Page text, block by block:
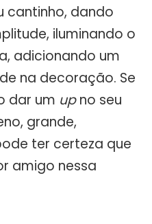
cantinho, dando
iluminando o
adicionando um
na decoração. Se
dar um upno seu
grande,
ter certeza que
amigo nessa